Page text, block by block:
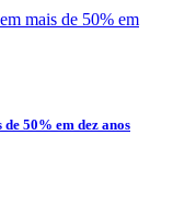
50% em dez anos